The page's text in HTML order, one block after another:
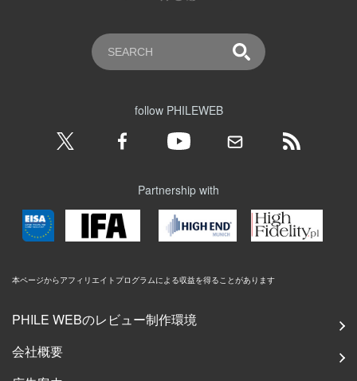
follow PHILEWEB
Partnership with
本ページからアフィリエイトプログラムによる収益を得ることがあります
PHILE WEBのレビュー制作環境
会社概要